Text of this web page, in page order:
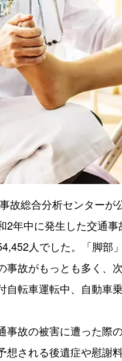
故総合分析センターが
2年中に発生した交通
人でした。「脚部
事故がもっとも多く、
自転車運転中、自動車
事故の被害に遭った際
想される後遺症や慰謝